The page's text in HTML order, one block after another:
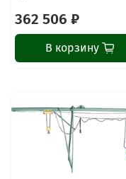
362 506 ₽
В корзину